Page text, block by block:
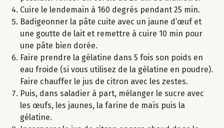
Cuire le lendemain à 160 degrés pendant 25 min.
Badigeonner la pâte cuite avec un jaune d’œuf et
une goutte de lait et remettre à cuire 10 min pour
une pâte bien dorée.
Faire prendre la gélatine dans 5 fois son poids en
eau froide (si vous utilisez de la gélatine en poudre).
Faire chauffer le jus de citron avec les zestes.
Puis, dans saladier à part, mélanger le sucre avec
les œufs, les jaunes, la farine de maïs puis la
gélatine.